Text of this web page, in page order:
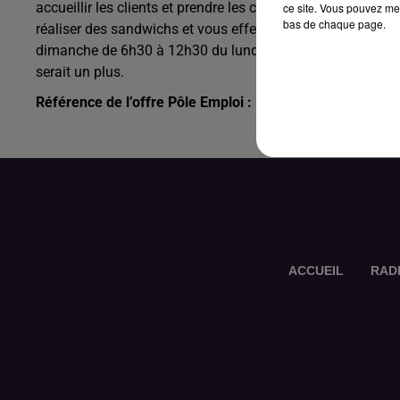
accueillir les clients et prendre les commandes, servir le
réaliser des sandwichs et vous effectuerez l’entretien de
dimanche de 6h30 à 12h30 du lundi au samedi et le
serait un plus.
Référence de l’offre Pôle Emploi : 147HVSG
ACCUEIL
ce site. Vous pouvez
bas de chaque page.